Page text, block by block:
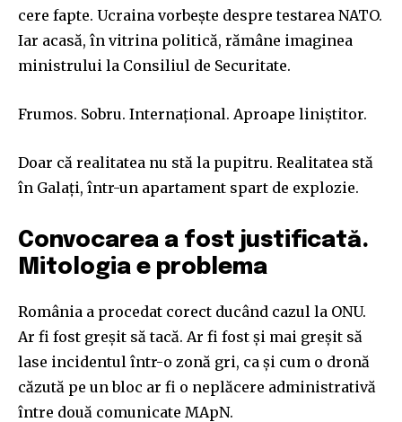
cere fapte. Ucraina vorbește despre testarea NATO.
Iar acasă, în vitrina politică, rămâne imaginea
ministrului la Consiliul de Securitate.
Frumos. Sobru. Internațional. Aproape liniștitor.
Doar că realitatea nu stă la pupitru. Realitatea stă
în Galați, într-un apartament spart de explozie.
Convocarea a fost justificată.
Mitologia e problema
România a procedat corect ducând cazul la ONU.
Ar fi fost greșit să tacă. Ar fi fost și mai greșit să
lase incidentul într-o zonă gri, ca și cum o dronă
căzută pe un bloc ar fi o neplăcere administrativă
între două comunicate MApN.